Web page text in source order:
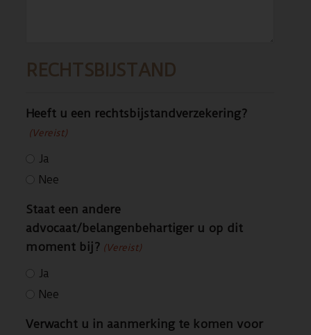
RECHTSBIJSTAND
Heeft u een rechtsbijstandverzekering?
(Vereist)
Ja
Nee
Staat een andere
advocaat/belangenbehartiger u op dit
moment bij? (Vereist)
Ja
Nee
Verwacht u in aanmerking te komen voor